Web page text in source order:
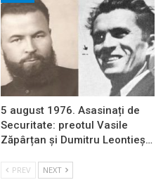
5 august 1976. Asasinați de
Securitate: preotul Vasile
Zăpârțan și Dumitru Leontieș…
PREV NEXT